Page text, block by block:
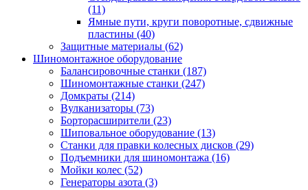
(11)
Ямные пути, круги поворотные, сдвижные
пластины (40)
Защитные материалы (62)
Шиномонтажное оборудование
Балансировочные станки (187)
Шиномонтажные станки (247)
Домкраты (214)
Вулканизаторы (73)
Борторасширители (23)
Шиповальное оборудование (13)
Станки для правки колесных дисков (29)
Подъемники для шиномонтажа (16)
Мойки колес (52)
Генераторы азота (3)